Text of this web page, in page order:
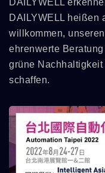
DAILYWELL
DAILYWELL heißen
willkommen,
ehrenwerte
grüne
schaffen.